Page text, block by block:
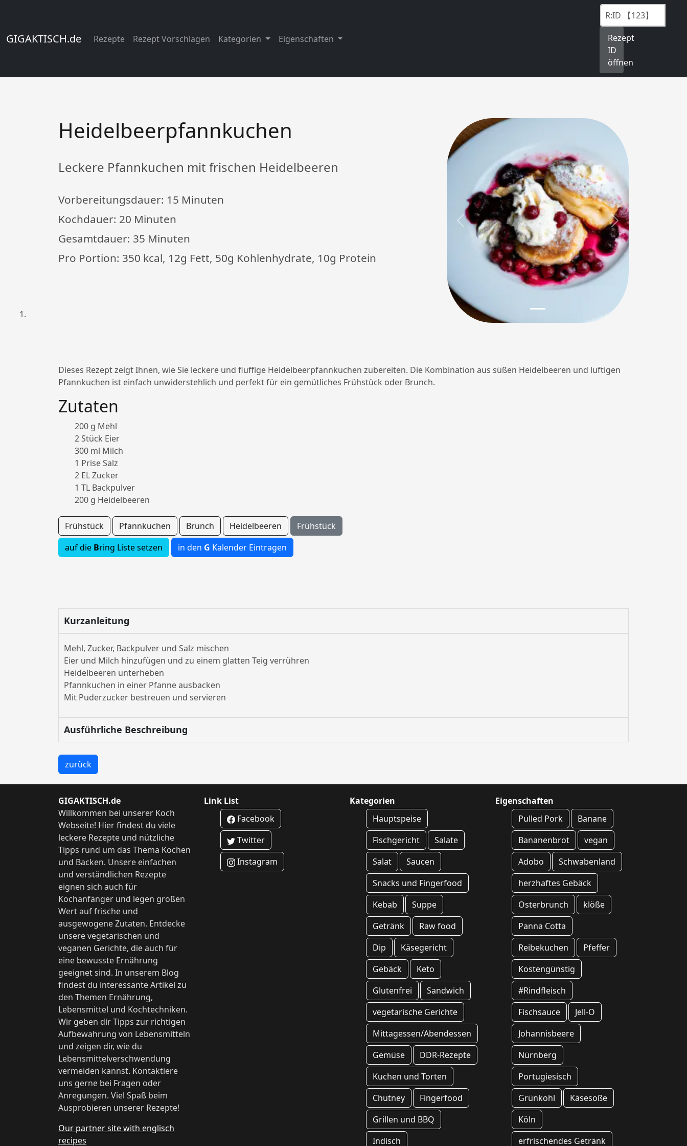
GIGAKTISCH.de Rezepte Rezept Vorschlagen Kategorien Eigenschaften
Rezept
ID
öffnen
Heidelbeerpfannkuchen
Leckere Pfannkuchen mit frischen Heidelbeeren
Vorbereitungsdauer: 15 Minuten
Kochdauer: 20 Minuten
Gesamtdauer: 35 Minuten
Pro Portion: 350 kcal, 12g Fett, 50g Kohlenhydrate, 10g Protein
Previous Next
Dieses Rezept zeigt Ihnen, wie Sie leckere und fluffige Heidelbeerpfannkuchen zubereiten. Die Kombination aus süßen Heidelbeeren und luftigen
Pfannkuchen ist einfach unwiderstehlich und perfekt für ein gemütliches Frühstück oder Brunch.
Zutaten
200 g Mehl
2 Stück Eier
300 ml Milch
1 Prise Salz
2 EL Zucker
1 TL Backpulver
200 g Heidelbeeren
Frühstück Pfannkuchen Brunch Heidelbeeren
Frühstück
auf die Bring Liste setzen in den G Kalender Eintragen
Kurzanleitung
Mehl, Zucker, Backpulver und Salz mischen
Eier und Milch hinzufügen und zu einem glatten Teig verrühren
Heidelbeeren unterheben
Pfannkuchen in einer Pfanne ausbacken
Mit Puderzucker bestreuen und servieren
Ausführliche Beschreibung
zurück
GIGAKTISCH.de
Willkommen bei unserer Koch
Webseite! Hier findest du viele
leckere Rezepte und nützliche
Tipps rund um das Thema Kochen
und Backen. Unsere einfachen
und verständlichen Rezepte
eignen sich auch für
Kochanfänger und legen großen
Wert auf frische und
ausgewogene Zutaten. Entdecke
unsere vegetarischen und
veganen Gerichte, die auch für
eine bewusste Ernährung
geeignet sind. In unserem Blog
findest du interessante Artikel zu
den Themen Ernährung,
Lebensmittel und Kochtechniken.
Wir geben dir Tipps zur richtigen
Aufbewahrung von Lebensmitteln
und zeigen dir, wie du
Lebensmittelverschwendung
vermeiden kannst. Kontaktiere
uns gerne bei Fragen oder
Anregungen. Viel Spaß beim
Ausprobieren unserer Rezepte!
Our partner site with englisch
recipes
Link List
Facebook
Twitter
Instagram
Kategorien
Hauptspeise
Fischgericht
Salate
Salat
Saucen
Snacks und Fingerfood
Kebab
Suppe
Getränk
Raw food
Dip
Käsegericht
Gebäck
Keto
Glutenfrei
Sandwich
vegetarische Gerichte
Mittagessen/Abendessen
Gemüse
DDR-Rezepte
Kuchen und Torten
Chutney
Fingerfood
Grillen und BBQ
Indisch
Eigenschaften
Pulled Pork
Banane
Bananenbrot
vegan
Adobo
Schwabenland
herzhaftes Gebäck
Osterbrunch
klöße
Panna Cotta
Reibekuchen
Pfeffer
Kostengünstig
#Rindfleisch
Fischsauce
Jell-O
Johannisbeere
Nürnberg
Portugiesisch
Grünkohl
Käsesoße
Köln
erfrischendes Getränk